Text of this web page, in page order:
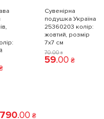
Сувенірна
подушка Україна
25360203 колiр:
жовтий, розмір
7x7 см
70.00 ₴
59.00 ₴
.00 ₴